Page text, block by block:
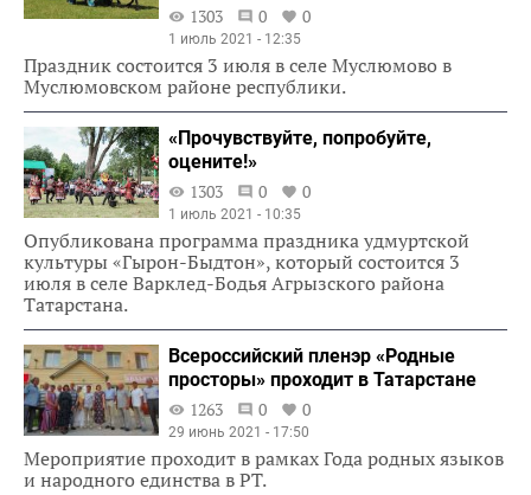
1303
0 0
1 июль 2021 - 12:35
Праздник состоится 3 июля в селе Муслюмово в
Муслюмовском районе республики.
«Прочувствуйте, попробуйте,
оцените!»
1303
0 0
1 июль 2021 - 10:35
Опубликована программа праздника удмуртской
культуры «Гырон-Быдтон», который состоится 3
июля в селе Варклед-Бодья Агрызского района
Татарстана.
Всероссийский пленэр «Родные
просторы» проходит в Татарстане
1263
0 0
29 июнь 2021 - 17:50
Мероприятие проходит в рамках Года родных языков
и народного единства в РТ.